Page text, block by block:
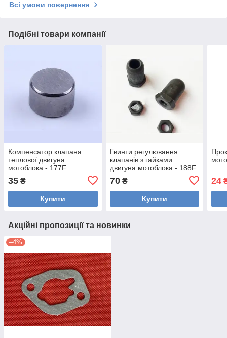
Всі умови повернення
Подібні товари компанії
Компенсатор клапана
теплової двигуна
мотоблока - 177F
35 ₴
Купити
Гвинти регулювання
клапанів з гайками
двигуна мотоблока - 188F
70₴
Купити
24
Акційні пропозиції та новинки
–4%